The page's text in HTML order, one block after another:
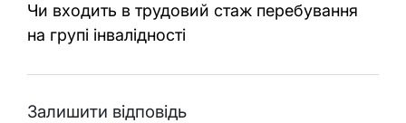
Чи входить в трудовий стаж перебування
на групі інвалідності
Залишити відповідь